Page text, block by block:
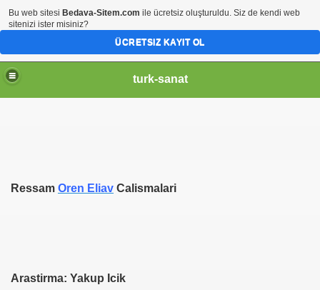
turk-sanat
Ressam Oren Eliav Calismalari
Arastirma: Yakup Icik
Bu web sitesi Bedava-Sitem.com ile ücretsiz oluşturuldu. Siz de kendi web
sitenizi ister misiniz?
ÜCRETSIZ KAYIT OL